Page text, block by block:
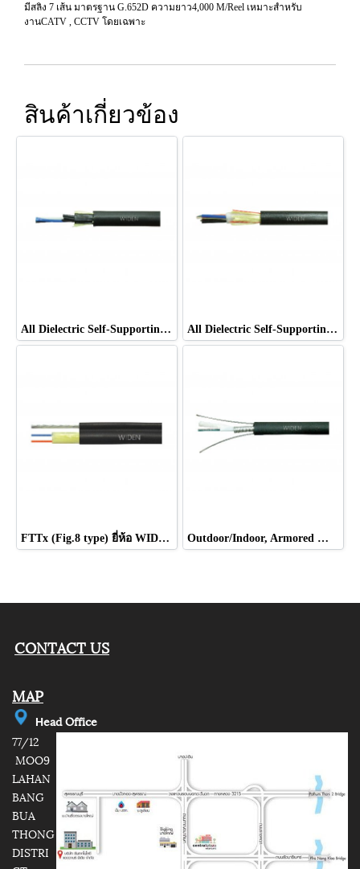
มีสลิง 7 เส้น มาตรฐาน G.652D ความยาว4,000 M/Reel เหมาะสำหรับ
งานCATV , CCTV โดยเฉพาะ
สินค้าเกี่ยวข้อง
All Dielectric Self-Supporting (ADSS) Double Jacket ยี่ห้อ WIDEN All Dielectric Self-Supporting (ADSS) Single Jacke ยี่ห้อ WIDEN
FTTx (Fig.8 type) ยี่ห้อ WIDEN Outdoor/Indoor, Armored With 2 Steel Wire ยี่ห้อ WIDEN
CONTACT US
MAP
Head Office
77/12
MOO9
LAHAN
BANG
BUA
THONG
DISTRI